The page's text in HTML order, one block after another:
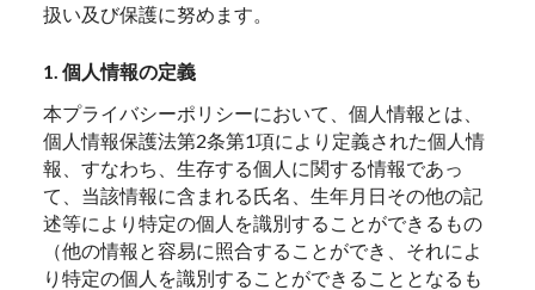
扱い及び保護に努めます。
1. 個人情報の定義
本プライバシーポリシーにおいて、個人情報とは、
個人情報保護法第2条第1項により定義された個人情
報、すなわち、生存する個人に関する情報であっ
て、当該情報に含まれる氏名、生年月日その他の記
述等により特定の個人を識別することができるもの
（他の情報と容易に照合することができ、それによ
り特定の個人を識別することができることとなるも